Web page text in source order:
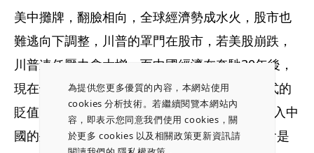
為提供您更多優質的內容，本網站使用
cookies 分析技術。若繼續閱覽本網站內
容，即表示您同意我們使用 cookies，關
於更多 cookies 以及相關政策更新資訊請
美中攤牌，翻臉相向，全球經濟勢成水火，股市也
難逃向下調整，川普的罩門在股市，若美股崩跌，
川普連任壓力會大增。而中國經濟在奔馳30年後，
現在也面臨沈重調整壓力，若人民幣出現失控式的
貶值，中國外匯儲備跌破3兆美元關卡，還有進入中
國的外國直接投資(FDI）出現顯著下滑，這都會是